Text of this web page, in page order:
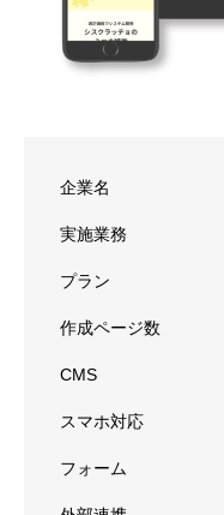
企業名
実施業務
プラン
作成ページ数
CMS
スマホ対応
フォーム